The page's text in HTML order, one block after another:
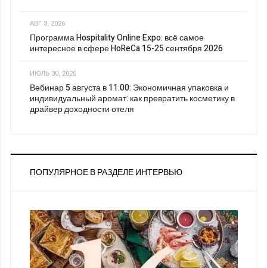
АВГ 3, 2026
Программа Hospitality Online Expo: всё самое
интересное в сфере HoReCa 15-25 сентября 2026
ИЮЛЬ 30, 2026
Вебинар 5 августа в 11:00: Экономичная упаковка и
индивидуальный аромат: как превратить косметику в
драйвер доходности отеля
ПОПУЛЯРНОЕ В РАЗДЕЛЕ ИНТЕРВЬЮ